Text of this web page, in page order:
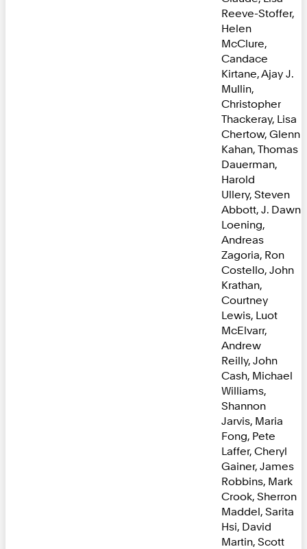
Reeve-Stoffer,
Helen
McClure,
Candace
Kirtane, Ajay J.
Mullin,
Christopher
Thackeray, Lisa
Chertow, Glenn
Kahan, Thomas
Dauerman,
Harold
Ullery, Steven
Abbott, J. Dawn
Loening,
Andreas
Zagoria, Ron
Costello, John
Krathan,
Courtney
Lewis, Luot
McElvarr,
Andrew
Reilly, John
Cash, Michael
Williams,
Shannon
Jarvis, Maria
Fong, Pete
Laffer, Cheryl
Gainer, James
Robbins, Mark
Crook, Sherron
Maddel, Sarita
Hsi, David
Martin, Scott